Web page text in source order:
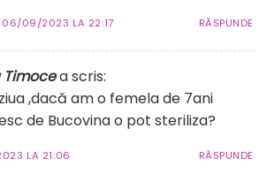
06/09/2023 LA 22:17 RĂSPUNDE
a scris:
,dacă am o femela de 7ani
de Bucovina o pot steriliza?
LA 21:06 RĂSPUNDE